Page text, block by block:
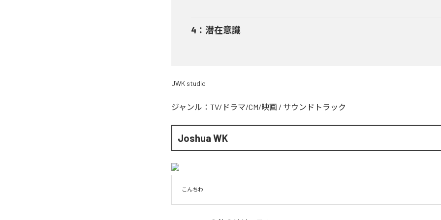
4 ： 潜在意識
JWK studio
ジャンル： TV/ドラマ/CM/映画 / サウンドトラック
Joshua WK
こんちわ